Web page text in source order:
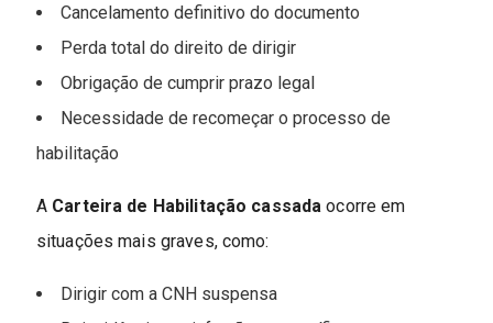
Cancelamento definitivo do documento
Perda total do direito de dirigir
Obrigação de cumprir prazo legal
Necessidade de recomeçar o processo de
habilitação
A Carteira de Habilitação cassada ocorre em
situações mais graves, como:
Dirigir com a CNH suspensa